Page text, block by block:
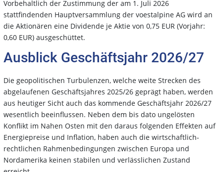
Vorbehaltlich der Zustimmung der am 1. Juli 2026
stattfindenden Hauptversammlung der voestalpine AG wird an
die Aktionären eine Dividende je Aktie von 0,75 EUR (Vorjahr:
0,60 EUR) ausgeschüttet.
Ausblick Geschäftsjahr 2026/27
Die geopolitischen Turbulenzen, welche weite Strecken des
abgelaufenen Geschäftsjahres 2025/26 geprägt haben, werden
aus heutiger Sicht auch das kommende Geschäftsjahr 2026/27
wesentlich beeinflussen. Neben dem bis dato ungelösten
Konflikt im Nahen Osten mit den daraus folgenden Effekten auf
Energiepreise und Inflation, haben auch die wirtschaftlich-
rechtlichen Rahmenbedingungen zwischen Europa und
Nordamerika keinen stabilen und verlässlichen Zustand